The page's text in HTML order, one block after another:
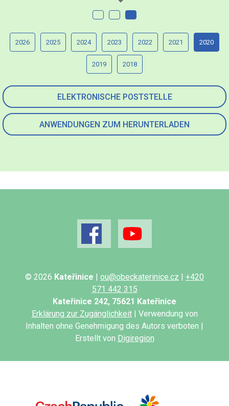
ELEKTRONISCHE POSTSTELLE
ANWENDUNGEN ZUM HERUNTERLADEN
2026 2025 2024 2023 2022 2021 2020
2019 2018
© 2026 Kateřinice | ou@obeckaterinice.cz | +420
571 442 315
Kateřinice 242, 75621 Kateřinice
Erklärung zur Zugänglichkeit| Verwendung von
Inhalten ohne Genehmigung des Autors verboten |
Erstellt von Digiregion